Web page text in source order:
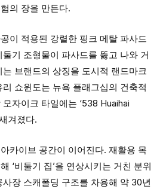
의 장을 만든다.
이 적용된 강렬한 핑크 메탈 파사드
기 조형물이 파사드를 뚫고 나와 거
브랜드의 상징을 도시적 랜드마크
쇼윈도는 뉴욕 플래그십의 건축적
자이크 타일에는 ‘538 Huaihai
겨졌다.
카이브 공간이 이어진다. 재활용 목
‘비둘기 집’을 연상시키는 거친 분위
장 스캐폴딩 구조를 차용해 약 30년